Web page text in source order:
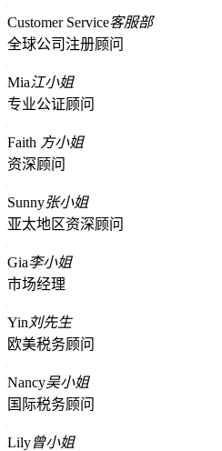
Customer Service客服部
全球公司注册顾问
Mia江小姐
专业公证顾问
Faith 方小姐
资深顾问
Sunny张小姐
亚太地区资深顾问
Gia李小姐
市场经理
Yin 刘先生
欧美税务顾问
Nancy吴小姐
国际税务顾问
Lily曾小姐